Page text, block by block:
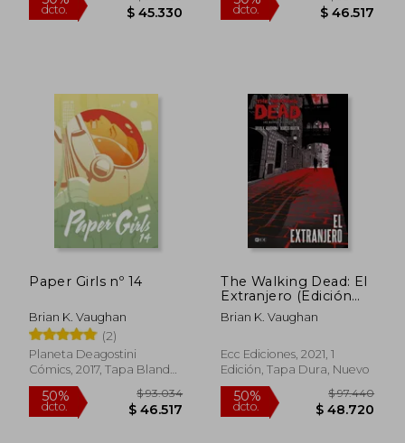
50%
dcto. $ 38.257
50%
dcto.
Paper Girls nº 14
Brian K. Vaughan
(2)
Planeta Deagostini
Cómics, 2017, Tapa Blanda,
Usado
The Walking Dead: El
Extranjero (Edición
Especial
Coleccionistas)
Brian K. Vaughan
Ecc Ediciones, 2021, 1
Edición, Tapa Dura, Nuevo